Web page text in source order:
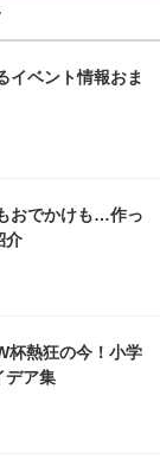
イベント情報おま
おでかけも…作っ
介
杯熱狂の今！小学
デア集